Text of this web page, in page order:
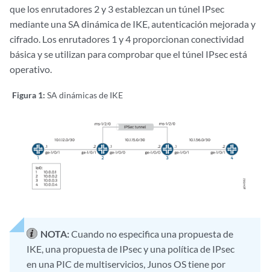
que los enrutadores 2 y 3 establezcan un túnel IPsec
mediante una SA dinámica de IKE, autenticación mejorada y
cifrado. Los enrutadores 1 y 4 proporcionan conectividad
básica y se utilizan para comprobar que el túnel IPsec está
operativo.
Figura 1: SA dinámicas de IKE
NOTA:Cuando no especifica una propuesta de
IKE, una propuesta de IPsec y una política de IPsec
en una PIC de multiservicios, Junos OS tiene por